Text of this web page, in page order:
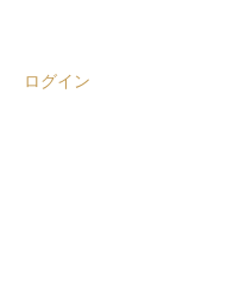
ログイン